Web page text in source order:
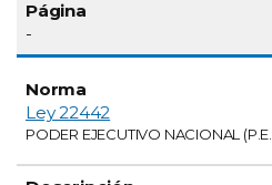
-
Ley 22442
PODER EJECUTIVO NACIONAL